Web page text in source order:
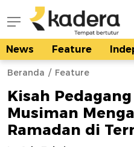
kadera.id
Tempat bertutur
News Feature
Beranda Feature
Kisah
Musiman
Ramadan di